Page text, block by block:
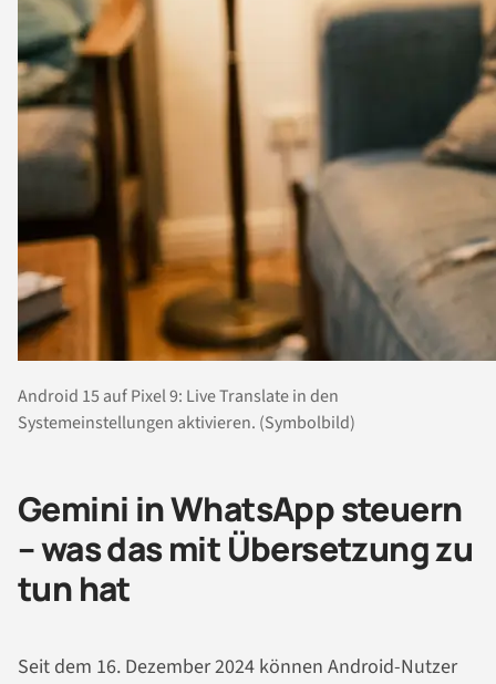
Android 15 auf Pixel 9: Live Translate in den
Systemeinstellungen aktivieren. (Symbolbild)
Gemini in WhatsApp steuern
– was das mit Übersetzung zu
tun hat
Seit dem 16. Dezember 2024 können Android-Nutzer